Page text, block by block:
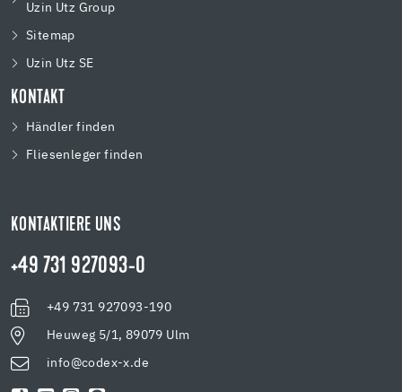
Uzin Utz Group
Sitemap
Uzin Utz SE
KONTAKT
Händler finden
Fliesenleger finden
KONTAKTIERE UNS
+49 731 927093-0
+49 731 927093-190
Heuweg 5/1, 89079 Ulm
info@codex-x.de